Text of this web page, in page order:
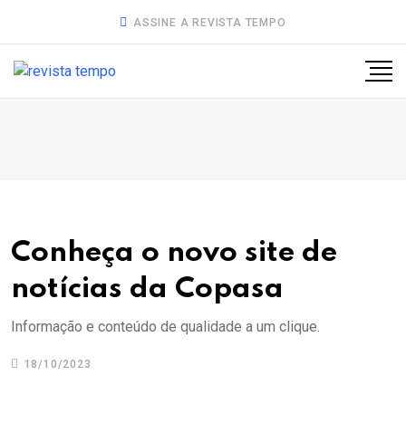
ASSINE A REVISTA TEMPO
Conheça o novo site de
notícias da Copasa
Informação e conteúdo de qualidade a um clique.
18/10/2023